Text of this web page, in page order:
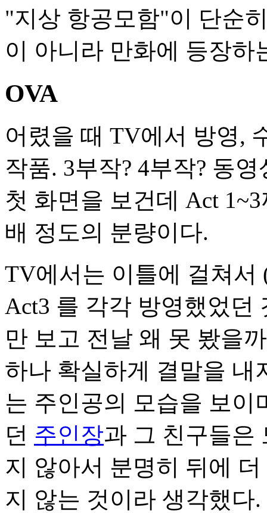
"지상 항공모함"이 단순
이 아니라 만화에 등장하
OVA
어렸을 때 TV에서 방영,
작품. 3부작? 4부작? 동
첫 화면을 보건데 Act
배 정도의 분량이다.
TV에서는 이틀에 걸쳐서
Act3 를 각각 방영했었던
만 보고 전날 왜 못 봤을
하나 확실하게 결말을 내
는 주인공의 모습을 보이
던 주인장과 그 친구들은
지 않아서 분명히 뒤에
지 않는 것이라 생각했다.